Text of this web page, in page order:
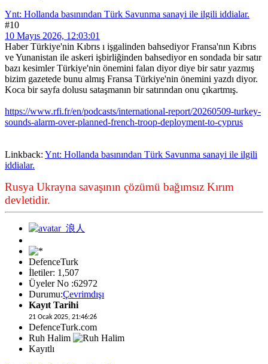
Ynt: Hollanda basınından Türk Savunma sanayi ile ilgili iddialar.
#10
10 Mayıs 2026, 12:03:01
Haber Türkiye'nin Kıbrıs ı işgalinden bahsediyor Fransa'nın Kıbrıs
ve Yunanistan ile askeri işbirliğinden bahsediyor en sondada bir satır
bazı kesimler Türkiye'nin önemini falan diyor diye bir satır yazmış
bizim gazetede bunu almış Fransa Türkiye'nin önemini yazdı diyor.
Koca bir sayfa dolusu sataşmanın bir satırından onu çıkartmış.
https://www.rfi.fr/en/podcasts/international-report/20260509-turkey-
sounds-alarm-over-planned-french-troop-deployment-to-cyprus
Linkback: Ynt: Hollanda basınından Türk Savunma sanayi ile ilgili
iddialar.
Rusya Ukrayna savaşının çözümü bağımsız Kırım
devletidir.
DefenceTurk
İletiler: 1,507
Üyeler No :62972
Durumu:Çevrimdışı
Kayıt Tarihi
21 Ocak 2025, 21:46:26
DefenceTurk.com
Ruh Halim
Kayıtlı